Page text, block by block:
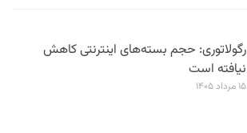
رگولاتوری: حجم بسته‌های اینترنتی کاهش
نیافته است
۱۵ مرداد ۱۴۰۵